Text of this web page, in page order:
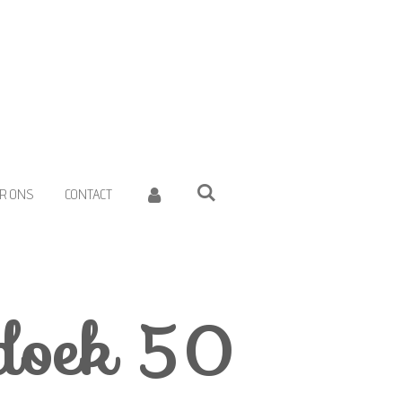
ONS CONTACT
50